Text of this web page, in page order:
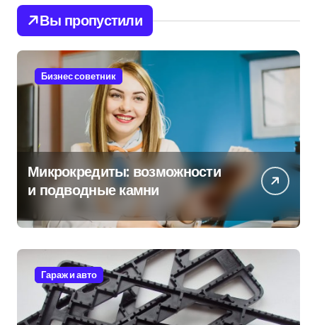
Вы пропустили
Бизнес советник
Микрокредиты: возможности
и подводные камни
Гараж и авто